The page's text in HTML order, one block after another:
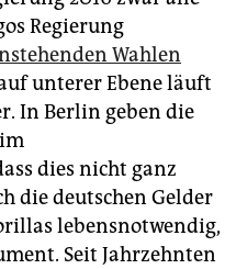
Regierung
Wahlen
unterer Ebene läuft
In Berlin geben die
dies nicht ganz
die deutschen Gelder
lebensnotwendig,
Seit Jahrzehnten